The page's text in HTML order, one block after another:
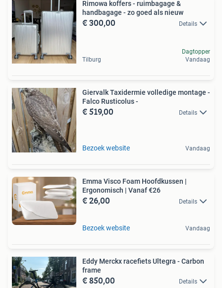
Rimowa koffers - ruimbagage &
handbagage - zo goed als nieuw
€ 300,00 Details
Tilburg
Dagtopper
Vandaag
Giervalk Taxidermie volledige montage -
Falco Rusticolus -
€ 519,00 Details
Bezoek website Vandaag
Emma Visco Foam Hoofdkussen |
Ergonomisch | Vanaf €26
€ 26,00 Details
Bezoek website Vandaag
Eddy Merckx racefiets Ultegra - Carbon
frame
€ 850,00 Details